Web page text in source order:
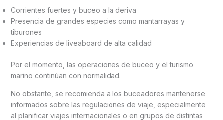
Corrientes fuertes y buceo a la deriva
Presencia de grandes especies como mantarrayas y
tiburones
Experiencias de liveaboard de alta calidad
Por el momento, las operaciones de buceo y el turismo
marino continúan con normalidad.
No obstante, se recomienda a los buceadores mantenerse
informados sobre las regulaciones de viaje, especialmente
al planificar viajes internacionales o en grupos de distintas